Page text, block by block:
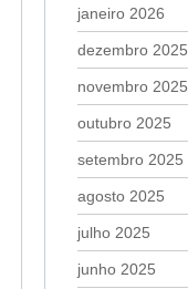
janeiro 2026
dezembro 2025
novembro 2025
outubro 2025
setembro 2025
agosto 2025
julho 2025
junho 2025